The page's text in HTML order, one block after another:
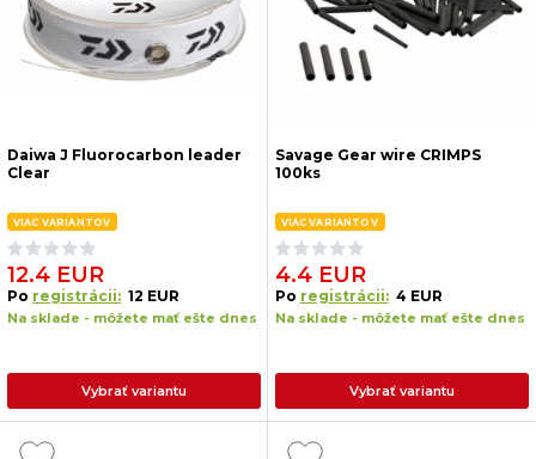
Daiwa J Fluorocarbon leader
Clear
VIAC VARIANTOV
12.4 EUR
Po registrácii: 12 EUR
Na sklade - môžete mať ešte dnes
Vybrať variantu
Savage Gear wire CRIMPS
100ks
VIAC VARIANTOV
4.4 EUR
Po registrácii: 4 EUR
Na sklade - môžete mať ešte dnes
Vybrať variantu